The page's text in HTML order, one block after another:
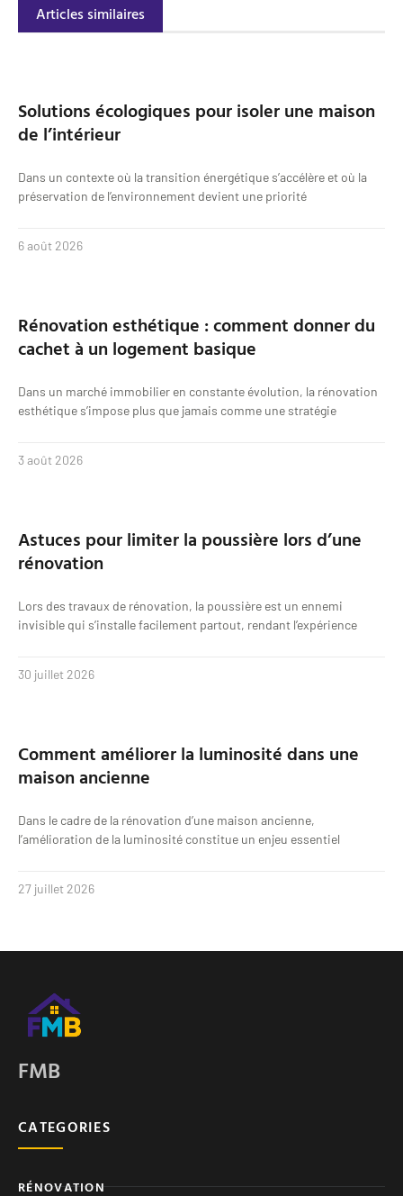
Articles similaires
Solutions écologiques pour isoler une maison
de l’intérieur
Dans un contexte où la transition énergétique s’accélère et où la
préservation de l’environnement devient une priorité
6 août 2026
Rénovation esthétique : comment donner du
cachet à un logement basique
Dans un marché immobilier en constante évolution, la rénovation
esthétique s’impose plus que jamais comme une stratégie
3 août 2026
Astuces pour limiter la poussière lors d’une
rénovation
Lors des travaux de rénovation, la poussière est un ennemi
invisible qui s’installe facilement partout, rendant l’expérience
30 juillet 2026
Comment améliorer la luminosité dans une
maison ancienne
Dans le cadre de la rénovation d’une maison ancienne,
l’amélioration de la luminosité constitue un enjeu essentiel
27 juillet 2026
FMB
CATEGORIES
RÉNOVATION